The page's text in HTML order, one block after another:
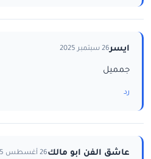
ايسر26 سبتمبر 2025
جمميل
رد
عاشق الفن ابو مالك26 أغسطس 2025